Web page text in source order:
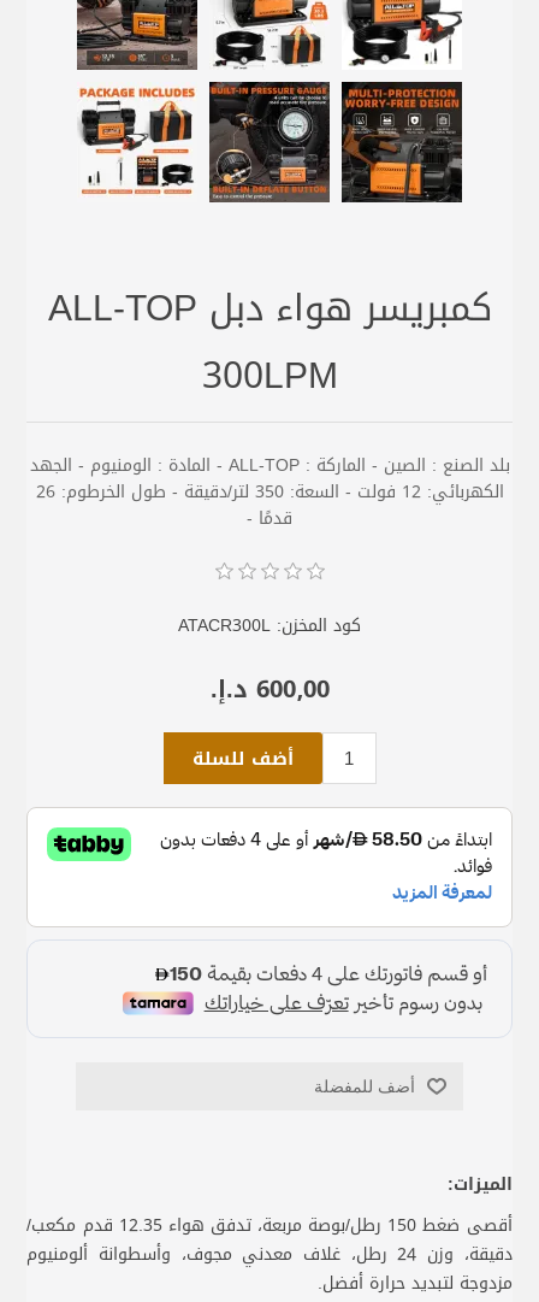
كمبريسر هواء دبل ALL-TOP
300LPM
بلد الصنع : الصين - الماركة : ALL-TOP - المادة : الومنيوم - الجهد
الكهربائي: 12 فولت - السعة: 350 لتر/دقيقة - طول الخرطوم: 26
قدمًا -
كود المخزن: ATACR300L
600٫00 د.إ.‏
أضف للسلة
أضف للمفضلة
الميزات:
أقصى ضغط 150 رطل/بوصة مربعة، تدفق هواء 12.35 قدم مكعب/
دقيقة، وزن 24 رطل، غلاف معدني مجوف، وأسطوانة ألومنيوم
مزدوجة لتبديد حرارة أفضل.